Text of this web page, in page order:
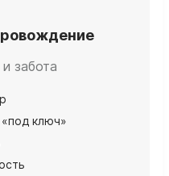
забота
ключ»